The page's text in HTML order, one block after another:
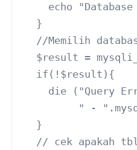
echo
  }
//Memilih
$result =
  if(!$result){
die ("Query
" -
  }
// cek apakah